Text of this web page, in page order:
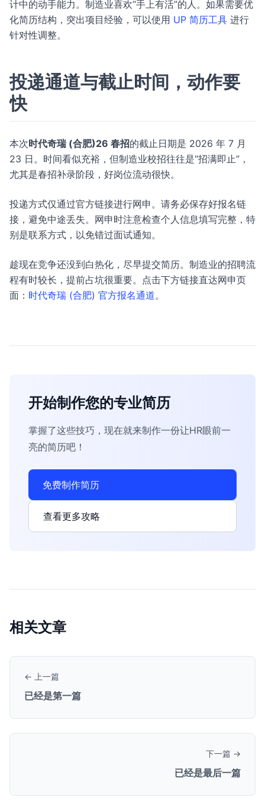
计中的动手能力。制造业喜欢“手上有活”的人。如果需要优
化简历结构，突出项目经验，可以使用 UP 简历工具 进行
针对性调整。
投递通道与截止时间，动作要
快
本次时代奇瑞 (合肥)26 春招的截止日期是 2026 年 7 月
23 日。时间看似充裕，但制造业校招往往是“招满即止”，
尤其是春招补录阶段，好岗位流动很快。
投递方式仅通过官方链接进行网申。请务必保存好报名链
接，避免中途丢失。网申时注意检查个人信息填写完整，特
别是联系方式，以免错过面试通知。
趁现在竞争还没到白热化，尽早提交简历。制造业的招聘流
程有时较长，提前占坑很重要。点击下方链接直达网申页
面： 时代奇瑞 (合肥) 官方报名通道。
开始制作您的专业简历
掌握了这些技巧，现在就来制作一份让HR眼前一
亮的简历吧！
免费制作简历
查看更多攻略
相关文章
← 上一篇
已经是第一篇
下一篇 →
已经是最后一篇